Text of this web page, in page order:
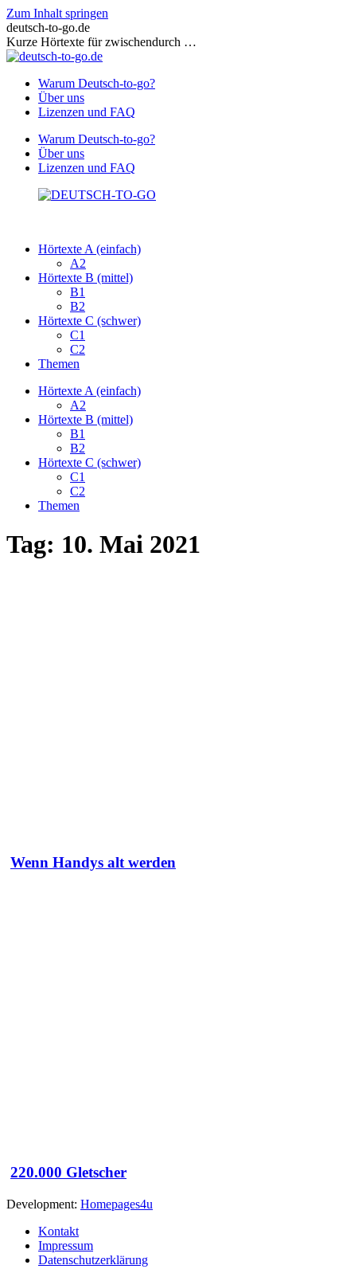
Zum Inhalt springen
deutsch-to-go.de
Kurze Hörtexte für zwischendurch …
Warum Deutsch-to-go?
Über uns
Lizenzen und FAQ
Warum Deutsch-to-go?
Über uns
Lizenzen und FAQ
Hörtexte A (einfach)
A2
Hörtexte B (mittel)
B1
B2
Hörtexte C (schwer)
C1
C2
Themen
Hörtexte A (einfach)
A2
Hörtexte B (mittel)
B1
B2
Hörtexte C (schwer)
C1
C2
Themen
Tag: 10. Mai 2021
Wenn Handys alt werden
220.000 Gletscher
Development: Homepages4u
Kontakt
Impressum
Datenschutzerklärung